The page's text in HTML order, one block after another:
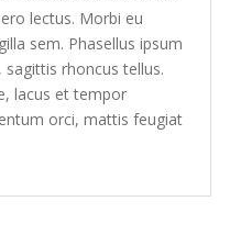
lectus. Morbi eu
sem. Phasellus ipsum
rhoncus tellus.
lacus et tempor
orci, mattis feugiat